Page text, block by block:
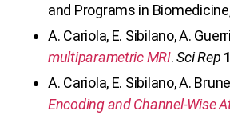
and Programs in
A. Cariola, E. Sibilano, A.
multiparametric MRI.Sci Rep
A. Cariola, E. Sibilano, A.
Encoding and Channel-Wise